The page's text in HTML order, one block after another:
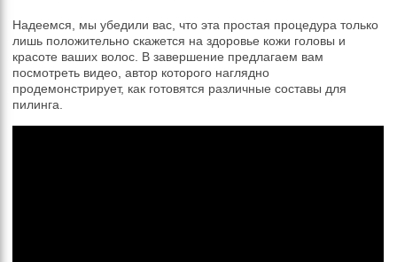
Надеемся, мы убедили вас, что эта простая процедура только
лишь положительно скажется на здоровье кожи головы и
красоте ваших волос. В завершение предлагаем вам
посмотреть видео, автор которого наглядно
продемонстрирует, как готовятся различные составы для
пилинга.